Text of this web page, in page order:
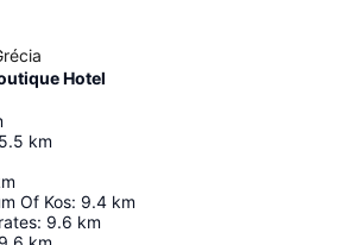
Hotel
5.5 km
Of Kos: 9.4 km
: 9.6 km